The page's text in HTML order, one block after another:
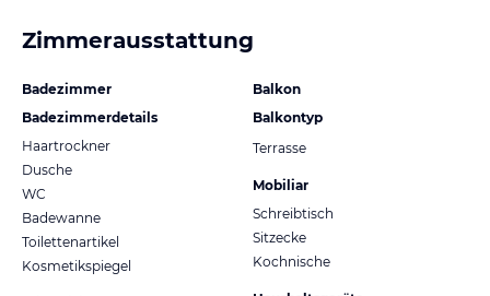
Zimmerausstattung
Badezimmer
Badezimmerdetails
Haartrockner
Dusche
WC
Badewanne
Toilettenartikel
Kosmetikspiegel
Balkon
Balkontyp
Terrasse
Mobiliar
Schreibtisch
Sitzecke
Kochnische